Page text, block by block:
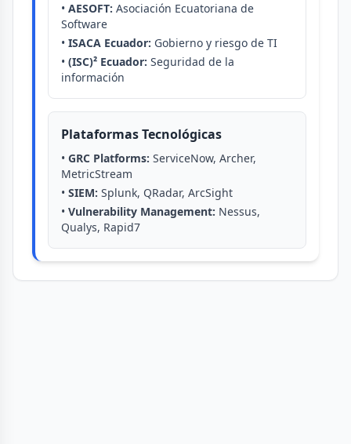
• AESOFT: Asociación Ecuatoriana de
Software
• ISACA Ecuador: Gobierno y riesgo de TI
• (ISC)² Ecuador: Seguridad de la
información
Plataformas Tecnológicas
• GRC Platforms: ServiceNow, Archer,
MetricStream
• SIEM: Splunk, QRadar, ArcSight
• Vulnerability Management: Nessus,
Qualys, Rapid7